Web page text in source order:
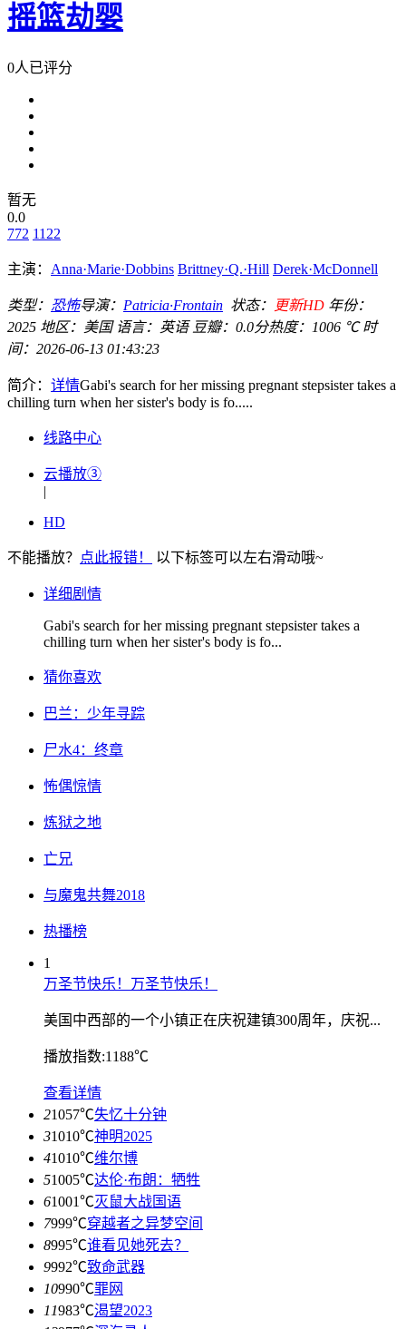
摇篮劫婴
0人已评分
暂无
0.0
772 1122
主演： Anna·Marie·Dobbins Brittney·Q.·Hill Derek·McDonnell
类型： 恐怖导演： Patricia·Frontain 状态： 更新HD 年份：
2025 地区： 美国 语言： 英语 豆瓣：0.0分热度：1006 ℃ 时
间： 2026-06-13 01:43:23
简介： 详情Gabi's search for her missing pregnant stepsister takes a
chilling turn when her sister's body is fo.....
线路中心
云播放③
|
HD
不能播放？ 点此报错！ 以下标签可以左右滑动哦~
详细剧情
Gabi's search for her missing pregnant stepsister takes a
chilling turn when her sister's body is fo...
猜你喜欢
巴兰：少年寻踪
尸水4：终章
怖偶惊情
炼狱之地
亡兄
与魔鬼共舞2018
热播榜
1
万圣节快乐！万圣节快乐！
美国中西部的一个小镇正在庆祝建镇300周年，庆祝...
播放指数:1188℃
查看详情
21057℃失忆十分钟
31010℃神明2025
41010℃维尔博
51005℃达伦·布朗：牺牲
61001℃灭鼠大战国语
7999℃穿越者之异梦空间
8995℃谁看见她死去？
9992℃致命武器
10990℃罪网
11983℃渴望2023